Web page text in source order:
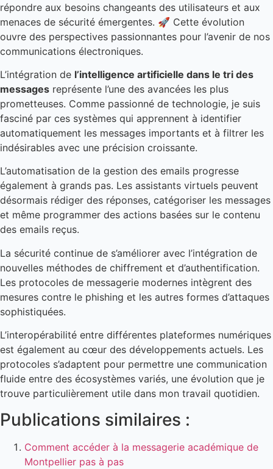
répondre aux besoins changeants des utilisateurs et aux
menaces de sécurité émergentes. 🚀 Cette évolution
ouvre des perspectives passionnantes pour l’avenir de nos
communications électroniques.
L’intégration de l’intelligence artificielle dans le tri des
messages représente l’une des avancées les plus
prometteuses. Comme passionné de technologie, je suis
fasciné par ces systèmes qui apprennent à identifier
automatiquement les messages importants et à filtrer les
indésirables avec une précision croissante.
L’automatisation de la gestion des emails progresse
également à grands pas. Les assistants virtuels peuvent
désormais rédiger des réponses, catégoriser les messages
et même programmer des actions basées sur le contenu
des emails reçus.
La sécurité continue de s’améliorer avec l’intégration de
nouvelles méthodes de chiffrement et d’authentification.
Les protocoles de messagerie modernes intègrent des
mesures contre le phishing et les autres formes d’attaques
sophistiquées.
L’interopérabilité entre différentes plateformes numériques
est également au cœur des développements actuels. Les
protocoles s’adaptent pour permettre une communication
fluide entre des écosystèmes variés, une évolution que je
trouve particulièrement utile dans mon travail quotidien.
Publications similaires :
Comment accéder à la messagerie académique de
Montpellier pas à pas